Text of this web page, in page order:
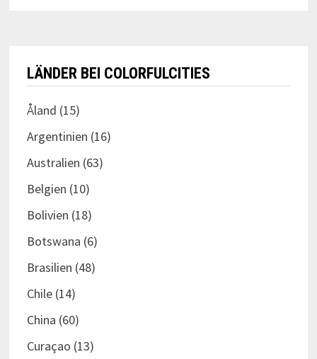
LÄNDER BEI COLORFULCITIES
Åland (15)
Argentinien (16)
Australien (63)
Belgien (10)
Bolivien (18)
Botswana (6)
Brasilien (48)
Chile(14)
China (60)
Curaçao (13)